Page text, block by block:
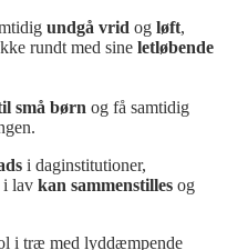
undgå vrid og løft,
rundt med sine letløbende
små børn og få samtidig
i daginstitutioner,
i lav kan sammenstilles og